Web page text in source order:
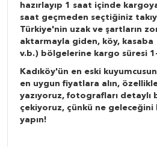
hazırlayıp 1 saat içinde
saat geçmeden seçtiğiniz
Türkiye'nin uzak ve şartların
aktarmayla giden, köy, kasaba
v.b.) bölgelerine kargo süresi
Kadıköy'ün en eski
en uygun fiyatlara alın,
yazıyoruz, fotografları detaylı
çekiyoruz, çünkü ne geleceğini
yapın!